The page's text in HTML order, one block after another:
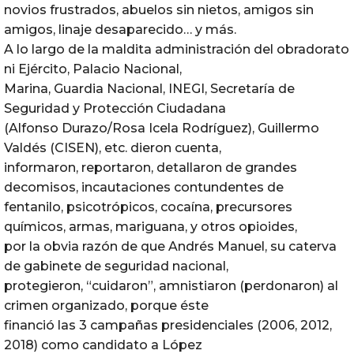
novios frustrados, abuelos sin nietos, amigos sin
amigos, linaje desaparecido… y más.
A lo largo de la maldita administración del obradorato
ni Ejército, Palacio Nacional,
Marina, Guardia Nacional, INEGI, Secretaría de
Seguridad y Protección Ciudadana
(Alfonso Durazo/Rosa Icela Rodríguez), Guillermo
Valdés (CISEN), etc. dieron cuenta,
informaron, reportaron, detallaron de grandes
decomisos, incautaciones contundentes de
fentanilo, psicotrópicos, cocaína, precursores
químicos, armas, mariguana, y otros opioides,
por la obvia razón de que Andrés Manuel, su caterva
de gabinete de seguridad nacional,
protegieron, “cuidaron”, amnistiaron (perdonaron) al
crimen organizado, porque éste
financió las 3 campañas presidenciales (2006, 2012,
2018) como candidato a López